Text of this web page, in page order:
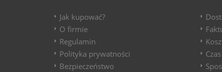
Jak kupować?
O firmie
Regulamin
Polityka prywatności
Bezpieczeństwo